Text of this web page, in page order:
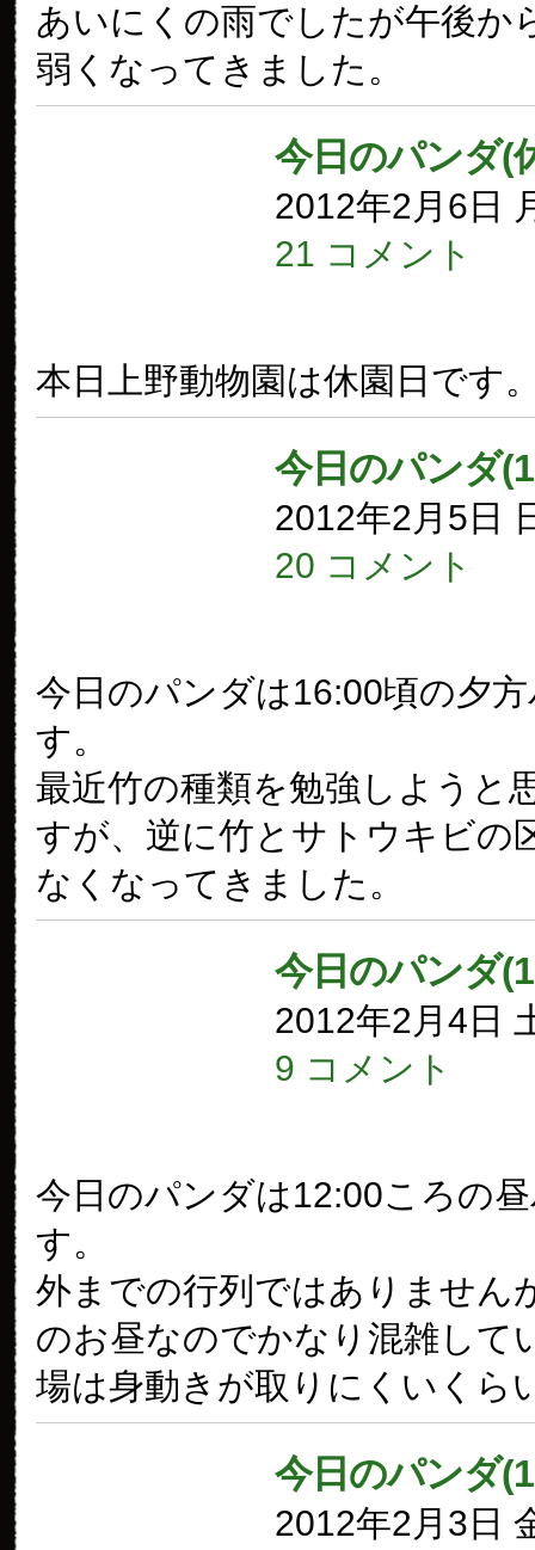
あいにくの雨でしたが午後か
弱くなってきました。
今日のパンダ(
2012年2月6日
21 コメント
本日上野動物園は休園日です
今日のパンダ
2012年2月5日
20 コメント
今日のパンダは16:00頃の夕
す。
最近竹の種類を勉強しようと
すが、逆に竹とサトウキビの
なくなってきました。
今日のパンダ
2012年2月4日
9 コメント
今日のパンダは12:00ころの
す。
外までの行列ではありません
のお昼なのでかなり混雑して
場は身動きが取りにくいくら
今日のパンダ
2012年2月3日